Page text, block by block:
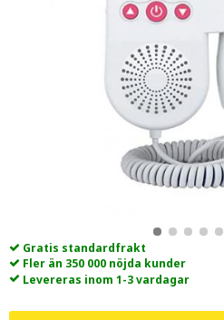
Gratis standardfrakt
Fler än 350 000 nöjda kunder
Levereras inom 1-3 vardagar